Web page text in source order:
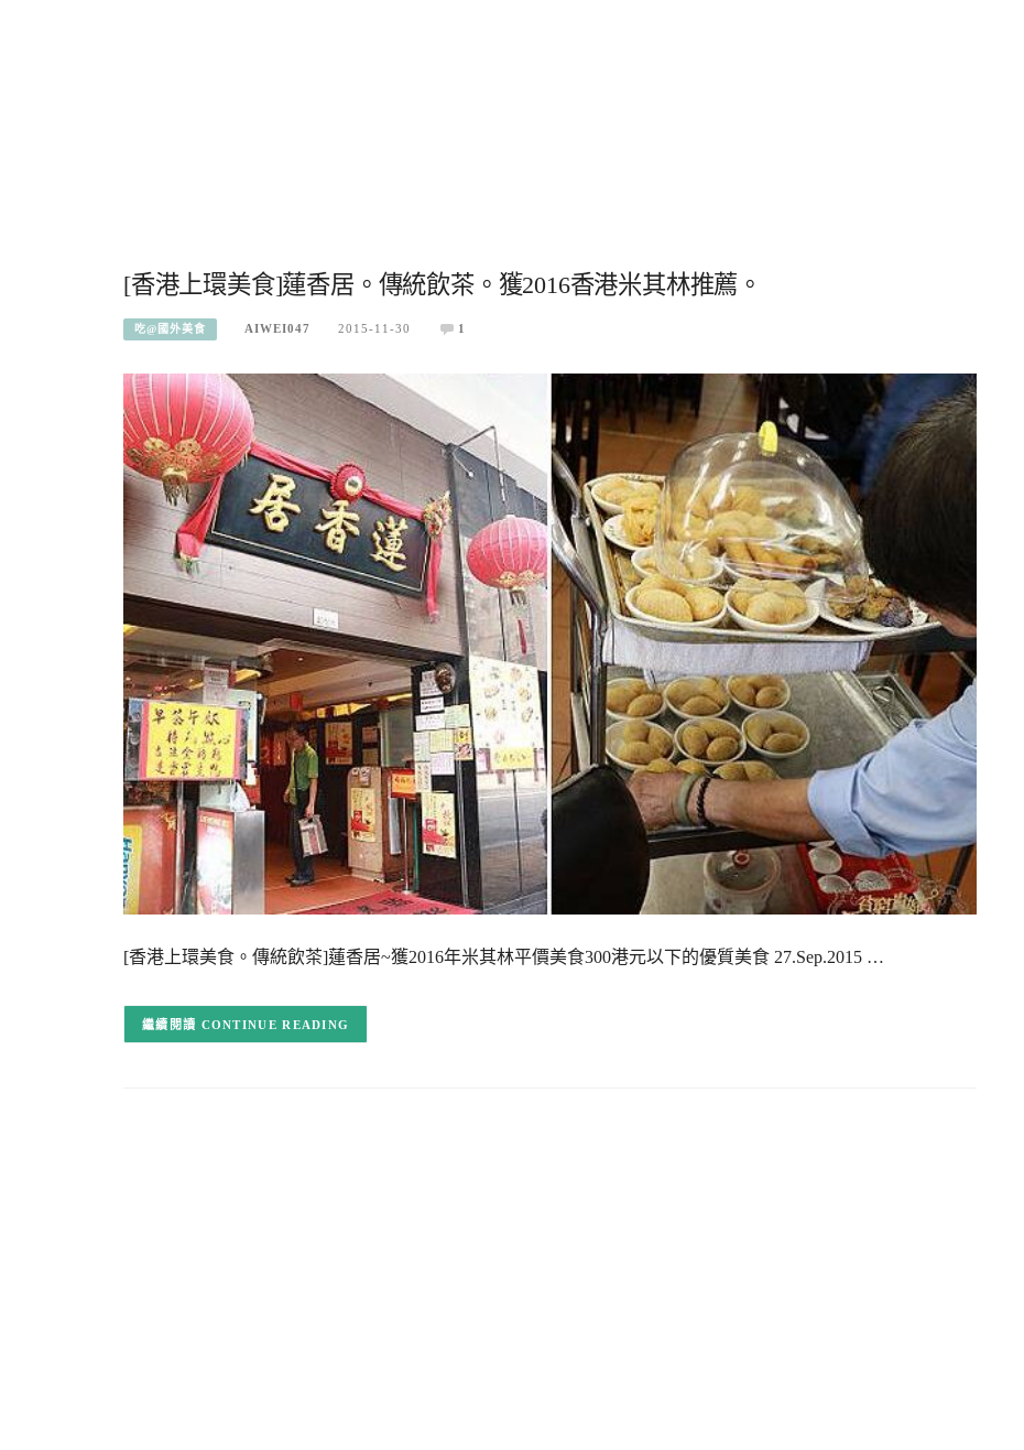
[香港上環美食]蓮香居。傳統飲茶。獲2016香港米其林推薦。
吃@國外美食 AIWEI047 2015-11-30 1
[香港上環美食。傳統飲茶]蓮香居~獲2016年米其林平價美食300港元以下的優質美食 27.Sep.2015 …
CONTINUE READING